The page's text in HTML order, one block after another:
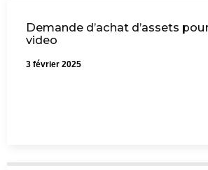
Demande d’achat d’assets
video
3 février 2025